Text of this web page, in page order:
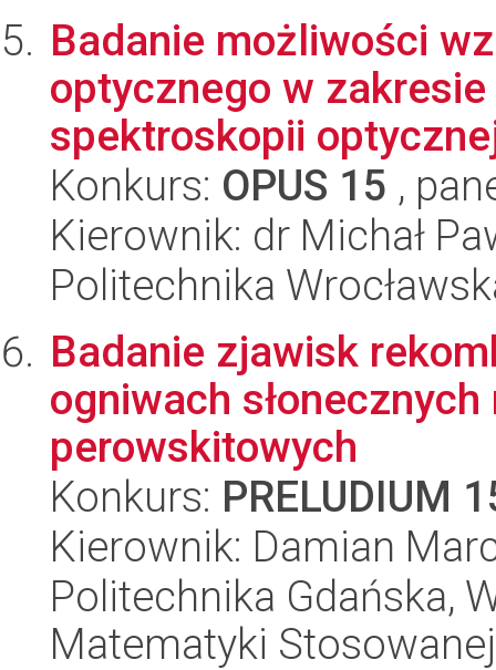
Badanie możliwości
optycznego w
spektroskopii
Konkurs: OPUS 15 ,
Kierownik: dr Michał
Politechnika
Badanie zjawisk
ogniwach
perowskitowych
Konkurs: PRELUDIUM
Kierownik: Damian
Politechnika Gdańska,
Matematyki Stosowanej